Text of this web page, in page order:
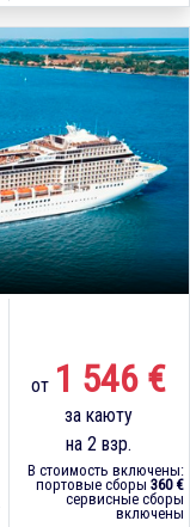
от 1 546 €
за каюту
на 2 взр.
В стоимость включены:
портовые сборы 360 €
сервисные сборы
включены